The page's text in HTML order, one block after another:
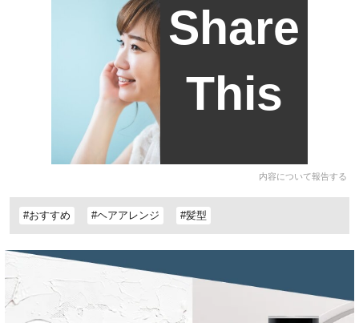
Share
This
内容について報告する
#おすすめ #ヘアアレンジ #髪型